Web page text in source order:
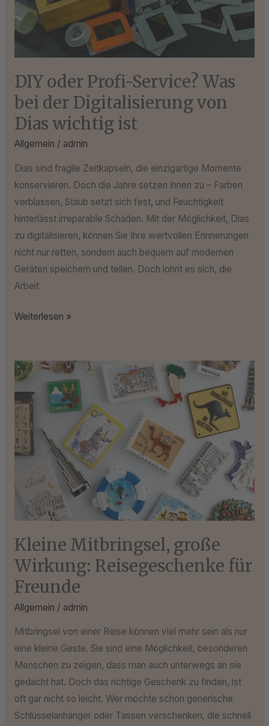
DIY oder Profi-Service? Was
bei der Digitalisierung von
Dias wichtig ist
Allgemein / admin
Dias sind fragile Zeitkapseln, die einzigartige Momente
konservieren. Doch die Jahre setzen ihnen zu – Farben
verblassen, Staub setzt sich fest, und Feuchtigkeit
hinterlässt irreparable Schäden. Mit der Möglichkeit, Dias
zu digitalisieren, können Sie Ihre wertvollen Erinnerungen
nicht nur retten, sondern auch bequem auf modernen
Geräten speichern und teilen. Doch lohnt es sich, die
Arbeit
der
Digitalisierung
Dias
wichtig
ist
Weiterlesen »
Kleine Mitbringsel, große
Wirkung: Reisegeschenke für
Freunde
Allgemein / admin
Mitbringsel von einer Reise können viel mehr sein als nur
eine kleine Geste. Sie sind eine Möglichkeit, besonderen
Menschen zu zeigen, dass man auch unterwegs an sie
gedacht hat. Doch das richtige Geschenk zu finden, ist
oft gar nicht so leicht. Wer möchte schon generische
Schlüsselanhänger oder Tassen verschenken, die schnell
Kleine
Mitbringsel,
große
Wirkung:
Reisegeschenke
für